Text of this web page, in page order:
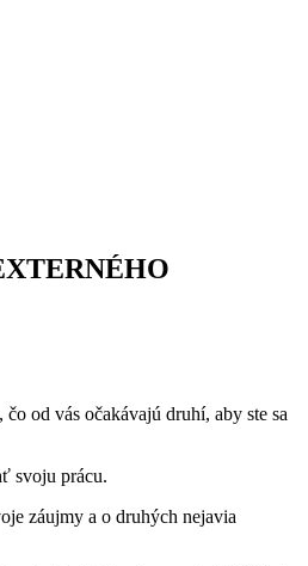
od vás očakávajú druhí, aby ste sa
svoju prácu.
záujmy a o druhých nejavia